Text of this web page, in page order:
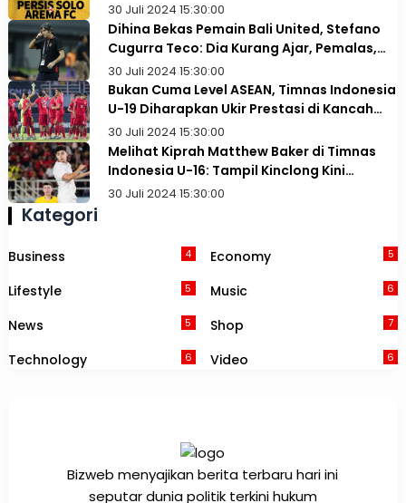
30 Juli 2024 15:30:00
Dihina Bekas Pemain Bali United, Stefano
Cugurra Teco: Dia Kurang Ajar, Pemalas,
dan Tidak Paham Taktik
30 Juli 2024 15:30:00
Bukan Cuma Level ASEAN, Timnas Indonesia
U-19 Diharapkan Ukir Prestasi di Kancah
Asia
30 Juli 2024 15:30:00
Melihat Kiprah Matthew Baker di Timnas
Indonesia U-16: Tampil Kinclong Kini
Terancam Dibajak Australia
30 Juli 2024 15:30:00
Kategori
Business 4 Economy 5
Lifestyle 5 Music 6
News 5 Shop 7
Technology 6 Video 6
Bizweb menyajikan berita terbaru hari ini
seputar dunia politik terkini hukum